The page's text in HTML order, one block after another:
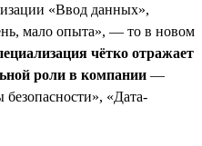
«Ввод данных»,
мало опыта», — то в новом
чётко отражает
роли в компании —
«Дата-